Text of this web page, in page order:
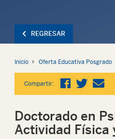
REGRESAR
Inicio Oferta Educativa Posgrado
Compartir:
Doctorado en
Actividad Física